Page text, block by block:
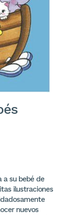
a su bebé de
ilustraciones
nuevos